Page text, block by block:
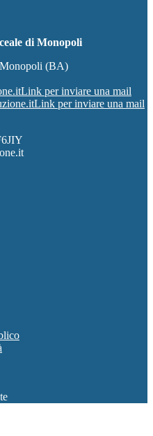
di Monopoli
(BA)
Link per inviare una mail
Link per inviare una mail